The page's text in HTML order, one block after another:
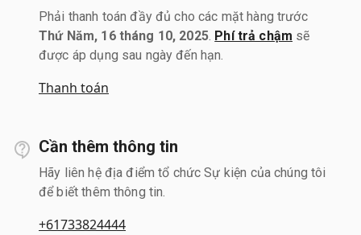
Phải thanh toán đầy đủ cho các mặt hàng trước
Thứ Năm, 16 tháng 10, 2025. Phí trả chậm sẽ
được áp dụng sau ngày đến hạn.
Thanh toán
Cần thêm thông tin
Hãy liên hệ địa điểm tổ chức Sự kiện của chúng tôi
để biết thêm thông tin.
+61733824444